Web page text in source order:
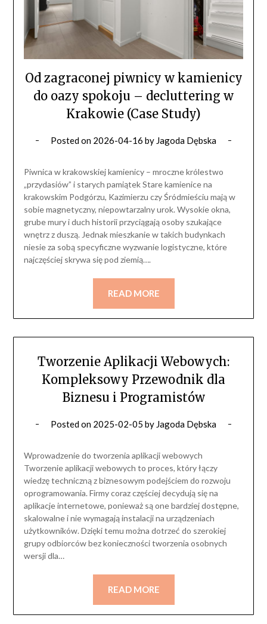
Od zagraconej piwnicy w kamienicy
do oazy spokoju – decluttering w
Krakowie (Case Study)
Posted on 2026-04-16 by Jagoda Dębska
Piwnica w krakowskiej kamienicy – mroczne królestwo
„przydasiów” i starych pamiątek Stare kamienice na
krakowskim Podgórzu, Kazimierzu czy Śródmieściu mają w
sobie magnetyczny, niepowtarzalny urok. Wysokie okna,
grube mury i duch historii przyciągają osoby szukające
wnętrz z duszą. Jednak mieszkanie w takich budynkach
niesie za sobą specyficzne wyzwanie logistyczne, które
najczęściej skrywa się pod ziemią….
READ MORE
Tworzenie Aplikacji Webowych:
Kompleksowy Przewodnik dla
Biznesu i Programistów
Posted on 2025-02-05 by Jagoda Dębska
Wprowadzenie do tworzenia aplikacji webowych
Tworzenie aplikacji webowych to proces, który łączy
wiedzę techniczną z biznesowym podejściem do rozwoju
oprogramowania. Firmy coraz częściej decydują się na
aplikacje internetowe, ponieważ są one bardziej dostępne,
skalowalne i nie wymagają instalacji na urządzeniach
użytkowników. Dzięki temu można dotrzeć do szerokiej
grupy odbiorców bez konieczności tworzenia osobnych
wersji dla…
READ MORE